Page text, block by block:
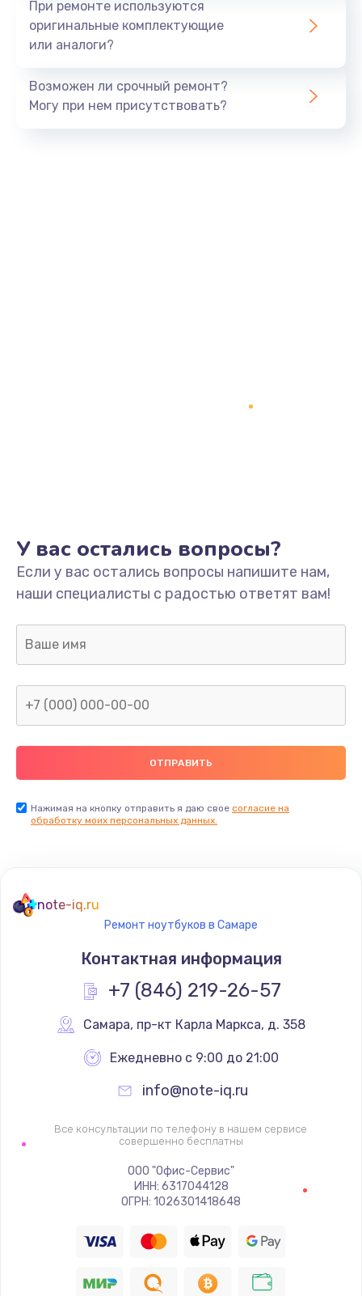
При ремонте используются
оригинальные комплектующие
или аналоги?
Возможен ли срочный ремонт?
Могу при нем присутствовать?
У вас остались вопросы?
Если у вас остались вопросы напишите нам,
наши специалисты с радостью ответят вам!
Нажимая на кнопку отправить я даю свое согласие на
обработку моих персональных данных.
note-iq.ru
Ремонт ноутбуков в Самаре
Контактная информация
+7 (846) 219-26-57
Самара, пр-кт Карла Маркса, д. 358
Ежедневно с 9:00 до 21:00
info@note-iq.ru
Все консультации по телефону в нашем сервисе
совершенно бесплатны
ООО "Офис-Сервис"
ИНН: 6317044128
ОГРН: 1026301418648